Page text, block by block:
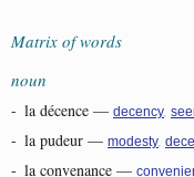
Matrix of words
noun
- la décence — decency
- la pudeur — modesty
- la convenance —